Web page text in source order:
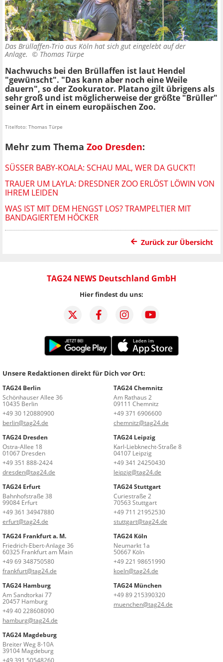
Das Brüllaffen-Trio aus Köln hat sich gut eingelebt auf der
Anlage. © Thomas Türpe
Nachwuchs bei den Brüllaffen ist laut Hendel
"gewünscht". "Das kann aber noch eine Weile
dauern", so der Zookurator. Platano gilt übrigens als
sehr groß und ist möglicherweise der größte "Brüller"
seiner Art in einem europäischen Zoo.
Titelfoto: Thomas Türpe
Mehr zum Thema Zoo Dresden:
SÜSSER BABY-KOALA: SCHAU MAL, WER DA GUCKT!
TRAUER UM LAYLA: DRESDNER ZOO ERLÖST LÖWIN VON
IHREM LEIDEN
WAS IST MIT DEM HENGST LOS? TRAMPELTIER MIT
BANDAGIERTEM HÖCKER
Zurück zur Übersicht
TAG24 NEWS Deutschland GmbH
Hier findest du uns:
Unsere Redaktionen direkt für Dich vor Ort:
TAG24 Berlin
Schönhauser Allee 36
10435 Berlin
+49 30 120880900
berlin@tag24.de
TAG24 Chemnitz
Am Rathaus 2
09111 Chemnitz
+49 371 6906600
chemnitz@tag24.de
TAG24 Dresden
Ostra-Allee 18
01067 Dresden
+49 351 888-2424
dresden@tag24.de
TAG24 Leipzig
Karl-Liebknecht-Straße 8
04107 Leipzig
+49 341 24250430
leipzig@tag24.de
TAG24 Erfurt
Bahnhofstraße 38
99084 Erfurt
+49 361 34947880
erfurt@tag24.de
TAG24 Stuttgart
Curiestraße 2
70563 Stuttgart
+49 711 21952530
stuttgart@tag24.de
TAG24 Frankfurt a. M.
Friedrich-Ebert-Anlage 36
60325 Frankfurt am Main
+49 69 348750580
frankfurt@tag24.de
TAG24 Köln
Neumarkt 1a
50667 Köln
+49 221 98651990
koeln@tag24.de
TAG24 Hamburg
Am Sandtorkai 77
20457 Hamburg
+49 40 228608090
hamburg@tag24.de
TAG24 München
+49 89 215390320
muenchen@tag24.de
TAG24 Magdeburg
Breiter Weg 8-10A
39104 Magdeburg
+49 391 50548260